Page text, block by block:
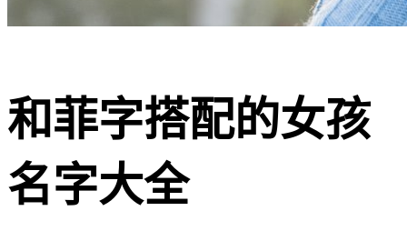
和菲字搭配的女孩
名字大全